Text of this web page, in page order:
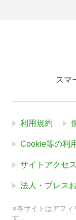
スマ
利用規約
Cookie等の利
サイトアクセ
法人・プレス
※本サイトはアフィ
す